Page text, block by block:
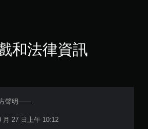
和法律資訊
方聲明——
月 27 日上午 10:12